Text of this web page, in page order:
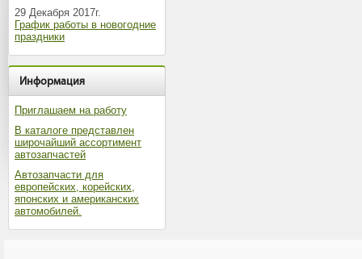
29 Декабря 2017г.
График работы в новогодние
праздники
Информация
Приглашаем на работу
В каталоге представлен
широчайший ассортимент
автозапчастей
Автозапчасти для
европейских, корейских,
японских и американских
автомобилей.